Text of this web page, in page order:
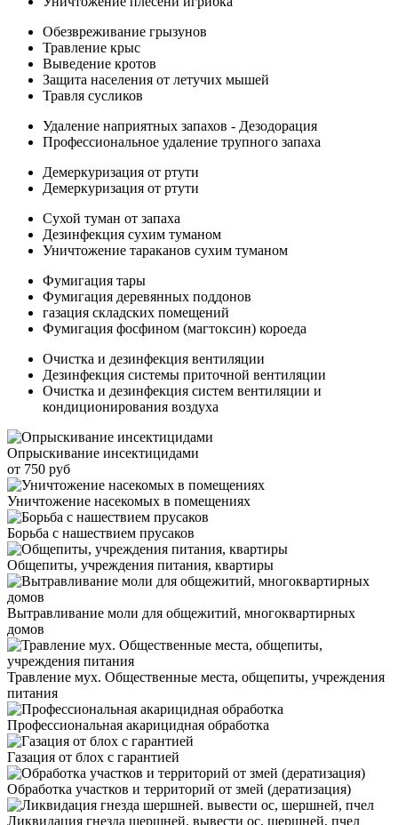
Обезвреживание грызунов
Травление крыс
Выведение кротов
Защита населения от летучих мышей
Травля сусликов
Удаление наприятных запахов - Дезодорация
Профессиональное удаление трупного запаха
Демеркуризация от ртути
Демеркуризация от ртути
Сухой туман от запаха
Дезинфекция сухим туманом
Уничтожение тараканов сухим туманом
Фумигация тары
Фумигация деревянных поддонов
газация складских помещений
Фумигация фосфином (магтоксин) короеда
Очистка и дезинфекция вентиляции
Дезинфекция системы приточной вентиляции
Очистка и дезинфекция систем вентиляции и
кондиционирования воздуха
Опрыскивание инсектицидами
от 750 руб
Уничтожение насекомых в помещениях
Борьба с нашествием прусаков
Общепиты, учреждения питания, квартиры
Вытравливание моли для общежитий, многоквартирных
домов
Травление мух. Общественные места, общепиты, учреждения
питания
Профессиональная акарицидная обработка
Газация от блох с гарантией
Обработка участков и территорий от змей (дератизация)
Ликвидация гнезда шершней. вывести ос, шершней, пчел